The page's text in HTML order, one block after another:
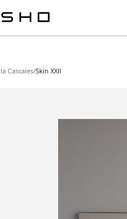
Cascales/Skin XXII